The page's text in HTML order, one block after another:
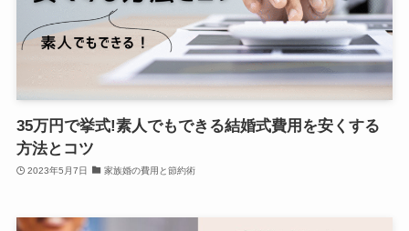
35万円で挙式!素人でもできる結婚式費用を安くする
方法とコツ
2023年5月7日 家族婚の費用と節約術